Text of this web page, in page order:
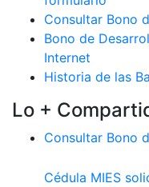
Consultar Bono
Bono de
Internet
Historia de las
Lo +
Consultar Bono
Cédula MIES